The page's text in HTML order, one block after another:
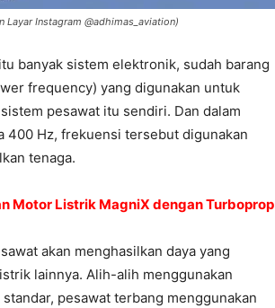
Layar Instagram @adhimas_aviation)
banyak sistem elektronik, sudah barang
frequency) yang digunakan untuk
pesawat itu sendiri. Dan dalam
400 Hz, frekuensi tersebut digunakan
tenaga.
Motor Listrik MagniX dengan Turboprop
akan menghasilkan daya yang
lainnya. Alih-alih menggunakan
pesawat terbang menggunakan